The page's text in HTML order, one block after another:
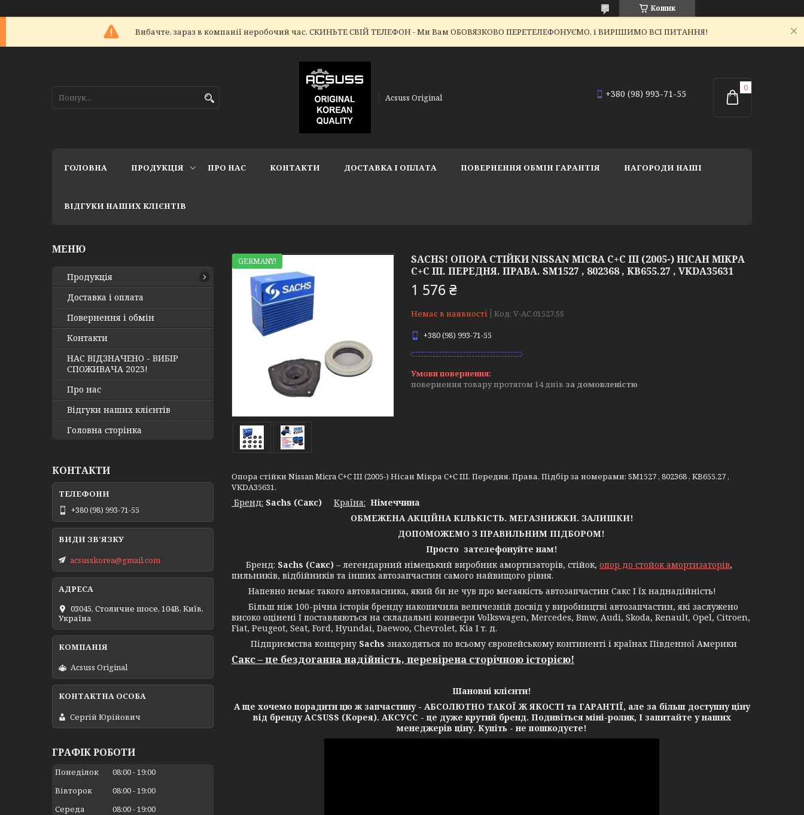
Кошик
Вибачте, зараз в компанії неробочий час. СКИНЬТЕ СВІЙ ТЕЛЕФОН - Ми Вам ОБОВЯЗКОВО ПЕРЕТЕЛЕФОНУЄМО, і ВИРІШИМО ВСІ ПИТАННЯ!
Acsuss Original +380 (98) 993-71-55
ГОЛОВНА ПРОДУКЦІЯ ПРО НАС КОНТАКТИ ДОСТАВКА І ОПЛАТА ПОВЕРНЕННЯ ОБМІН ГАРАНТІЯ НАГОРОДИ НАШІ
ВІДГУКИ НАШИХ КЛІЄНТІВ
GERMANY!
SACHS! ОПОРА СТІЙКИ NISSAN MICRA C+C III (2005-) НІСАН МІКРА
С+С III. ПЕРЕДНЯ. ПРАВА. SM1527 , 802368 , KB655.27 , VKDA35631
1 576 ₴
Немає в наявності Код: V-AC.01527.SS
+380 (98) 993-71-55
повернення товару протягом 14 днів за домовленістю
Опора стійки Nissan Micra C+C III (2005-) Нісан Мікра С+С III. Передня. Права. Підбір за номерами: SM1527 , 802368 , KB655.27 ,
VKDA35631.
Бренд: Sachs (Сакс) Країна: Німеччина
ОБМЕЖЕНА АКЦІЙНА КІЛЬКІСТЬ. МЕГАЗНИЖКИ. ЗАЛИШКИ!
ДОПОМОЖЕМО З ПРАВИЛЬНИМ ПІДБОРОМ!
Просто зателефонуйте нам!
Бренд: Sachs (Сакс) – легендарний німецький виробник амортизаторів, стійок, опор до стойок амортизаторів,
пильників, відбійників та інших автозапчастин самого найвищого рівня.
Напевно немає такого автовласника, який би не чув про мегаякість автозапчастин Сакс І їх наднадійність!
Більш ніж 100-річна історія бренду накопичила величезній досвід у виробництві автозапчастин, які заслужено
високо оцінені І поставляються на складальні конвеєри Volkswagen, Mercedes, Bmw, Audi, Skoda, Renault, Opel, Citroen,
Fiat, Peugeot, Seat, Ford, Hyundai, Daewoo, Chevrolet, Kia І т. д.
Підприємства концерну Sachs знаходяться по всьому європейському континенті і країнах Південної Америки
Сакс – це бездоганна надійність, перевірена сторічною історією!
Шановні клієнти!
А ще хочемо порадити цю ж запчастину - АБСОЛЮТНО ТАКОЇ Ж ЯКОСТІ та ГАРАНТІЇ, але за більш доступну ціну
від бренду ACSUSS (Корея). АКСУСС - це дуже крутий бренд. Подивіться міні-ролик, І запитайте у наших
менеджерів ціну. Купіть - не пошкодуєте!
Продукція
Доставка і оплата
Повернення і обмін
Контакти
НАС ВІДЗНАЧЕНО - ВИБІР
СПОЖИВАЧА 2023!
Про нас
Відгуки наших клієнтів
Головна сторінка
КОНТАКТИ
+380 (98) 993-71-55
acsusskorea@gmail.com
03045, Столичне шосе, 104B, Київ,
Україна
Acsuss Original
Сергій Юрійович
ГРАФІК РОБОТИ
Понеділок 08:00 19:00
Вівторок
08:00 19:00
Середа
08:00 19:00